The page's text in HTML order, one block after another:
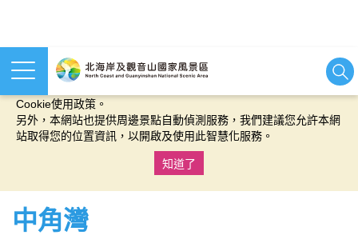
本網站使用cookies等相關技術以持續優化網站服務，並有助於為
Cookie使用政策。
另外，本網站也提供周邊景點自動偵測服務，我們建議您允許本網
站取得您的位置資訊，以開啟及使用此智慧化服務。
知道了
中角灣